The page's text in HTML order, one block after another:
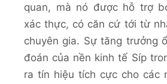
quan, mà nó được hỗ trợ
xác thực, có căn cứ tới từ
chuyên gia. Sự tăng trưởng
đoán của nền kinh tế Síp
ra tín hiệu tích cực cho các